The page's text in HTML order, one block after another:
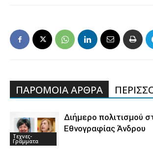
ΠΑΡΟΜΟΙΑ ΑΡΘΡΑ
Τεχνες-
Γραμματα
Διήμερο πολιτισμού
Εθνογραφίας Άνδρου